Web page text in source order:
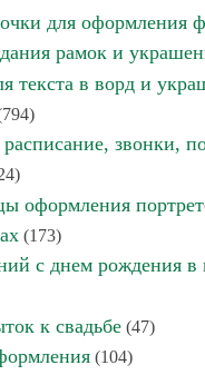
для оформления
рамок и
текста в ворд и
звонки,
оформления
(173)
с днем рождения в
к свадьбе (47)
(104)